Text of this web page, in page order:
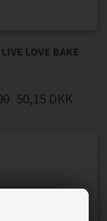
LOVE BAKE
50,15 DKK